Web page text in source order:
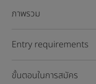
ภาพรวม
Entry requirements
ขั้นตอนในการสมัคร